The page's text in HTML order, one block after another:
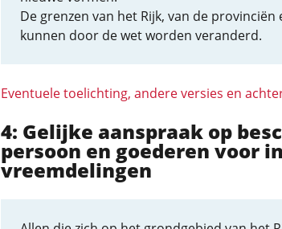
De grenzen van het Rijk, van de provinciën
kunnen door de wet worden veranderd.
Eventuele toelichting, andere versies en
4: Gelijke aanspraak op
persoon en goederen voor
vreemdelingen